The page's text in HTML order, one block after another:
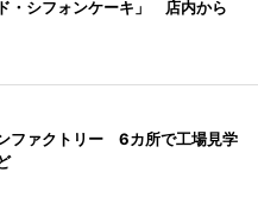
・シフォンケーキ」 店内から
ファクトリー 6カ所で工場見学